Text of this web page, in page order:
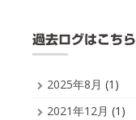
過去ログはこちら
2025年8月 (1)
2021年12月 (1)